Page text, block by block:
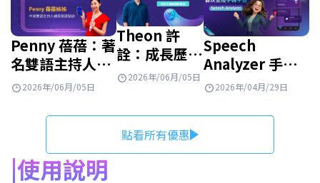
Penny 蓓蓓：著
名雙語主持人攜
手 ELSA Speak
2026年/06月/05日
Theon 許
詮：成長歷程
與 ELSA
2026年/06月/05日
Speech
Analyzer 手機
版正式上線！快
功能！
2026年/04月/29日
點看所有優惠
使用說明